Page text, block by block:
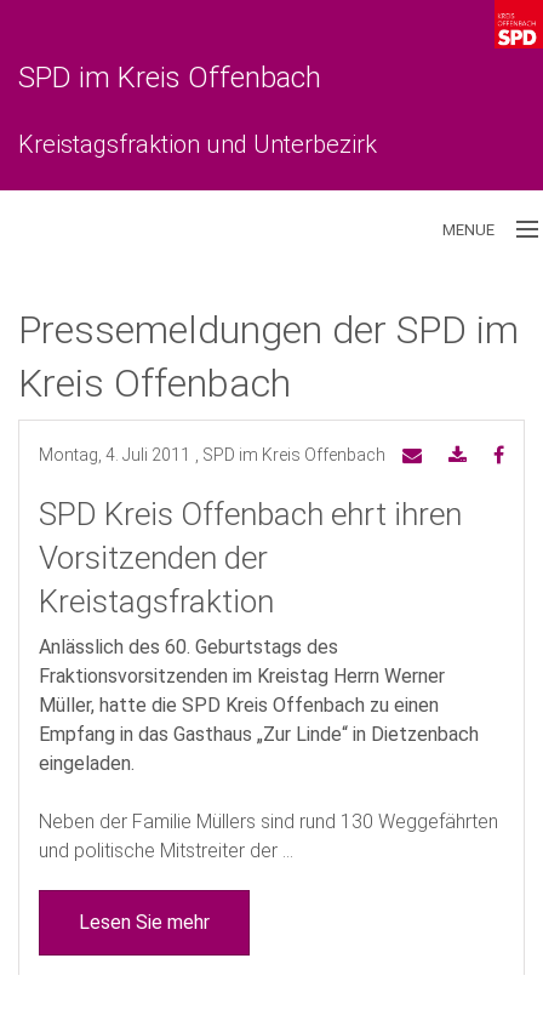
SPD im Kreis Offenbach
Kreistagsfraktion und Unterbezirk
MENUE
Unterbezirk
Pressemeldungen der SPD im
Kreis Offenbach
Montag, 4. Juli 2011 , SPD im Kreis Offenbach
SPD Kreis Offenbach ehrt ihren
Vorsitzenden der
Kreistagsfraktion
Anlässlich des 60. Geburtstags des
Fraktionsvorsitzenden im Kreistag Herrn Werner
Müller, hatte die SPD Kreis Offenbach zu einen
Empfang in das Gasthaus „Zur Linde“ in Dietzenbach
eingeladen.
Neben der Familie Müllers sind rund 130 Weggefährten
und politische Mitstreiter der ...
Lesen Sie mehr